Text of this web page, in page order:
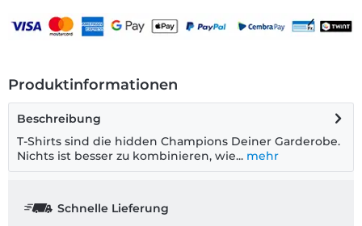
Produktinformationen
Beschreibung
T-Shirts sind die hidden Champions Deiner Garderobe.
Nichts ist besser zu kombinieren, wie... mehr
Schnelle Lieferung